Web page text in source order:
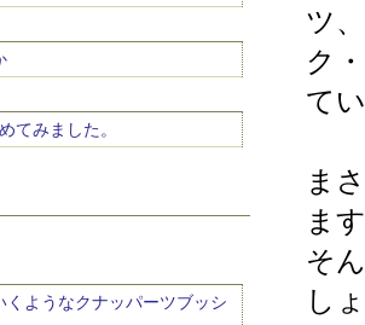
てみました。
くようなクナッパーツブッシ
ツ
ク
て
ま
ま
そ
し